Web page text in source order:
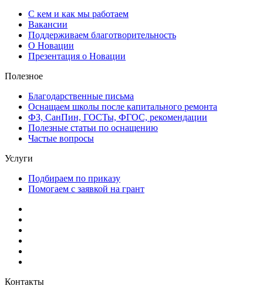
С кем и как мы работаем
Вакансии
Поддерживаем благотворительность
О Новации
Презентация о Новации
Полезное
Благодарственные письма
Оснащаем школы после капитального ремонта
ФЗ, СанПин, ГОСТы, ФГОС, рекомендации
Полезные статьи по оснащению
Частые вопросы
Услуги
Подбираем по приказу
Помогаем с заявкой на грант
Контакты